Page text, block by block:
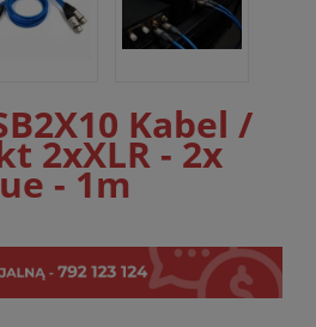
Kabel /
2xXLR - 2x
- 1m